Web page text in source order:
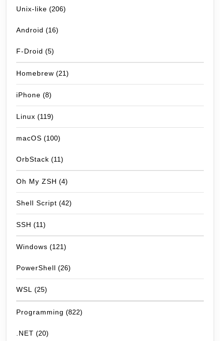
Unix-like (206)
Android (16)
F-Droid (5)
Homebrew (21)
iPhone (8)
Linux (119)
macOS (100)
OrbStack (11)
Oh My ZSH (4)
Shell Script (42)
SSH (11)
Windows (121)
PowerShell (26)
WSL (25)
Programming (822)
.NET (20)